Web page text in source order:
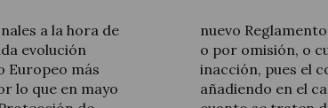
a la hora de
evolución
Europeo más
lo que en mayo
nuevo
o por omisión, o
inacción, pues el
añadiendo en el